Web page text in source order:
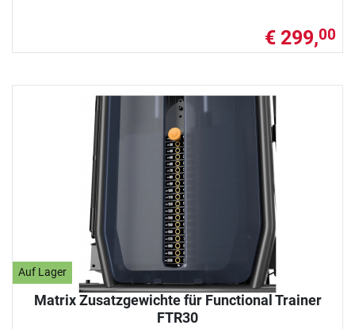
€ 299,00
Auf Lager
Matrix Zusatzgewichte für Functional Trainer
FTR30